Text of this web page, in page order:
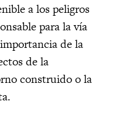
a los peligros
para la vía
de la
de la
construido o la